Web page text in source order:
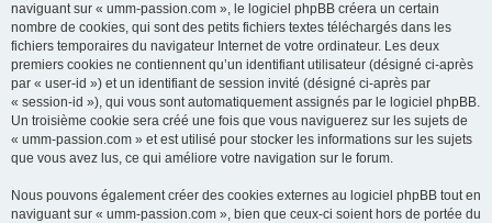
naviguant sur « umm-passion.com », le logiciel phpBB créera un certain
nombre de cookies, qui sont des petits fichiers textes téléchargés dans les
fichiers temporaires du navigateur Internet de votre ordinateur. Les deux
premiers cookies ne contiennent qu’un identifiant utilisateur (désigné ci-après
par « user-id ») et un identifiant de session invité (désigné ci-après par
« session-id »), qui vous sont automatiquement assignés par le logiciel phpBB.
Un troisième cookie sera créé une fois que vous naviguerez sur les sujets de
« umm-passion.com » et est utilisé pour stocker les informations sur les sujets
que vous avez lus, ce qui améliore votre navigation sur le forum.
Nous pouvons également créer des cookies externes au logiciel phpBB tout en
naviguant sur « umm-passion.com », bien que ceux-ci soient hors de portée du